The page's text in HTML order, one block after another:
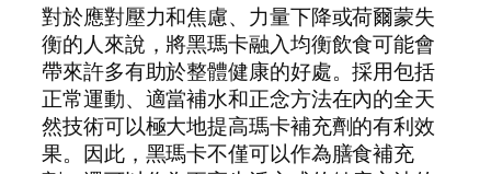
對於應對壓力和焦慮、力量下降或荷爾蒙失
衡的人來說，將黑瑪卡融入均衡飲食可能會
帶來許多有助於整體健康的好處。採用包括
正常運動、適當補水和正念方法在內的全天
然技術可以極大地提高瑪卡補充劑的有利效
果。因此，黑瑪卡不僅可以作為膳食補充